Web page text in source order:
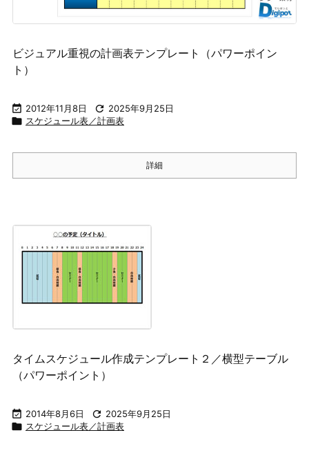
ビジュアル重視の計画表テンプレート（パワーポイン
ト）
 2012年11月8日  2025年9月25日
 スケジュール表／計画表
詳細
タイムスケジュール作成テンプレート２／横型テーブル
（パワーポイント）
 2014年8月6日  2025年9月25日
 スケジュール表／計画表